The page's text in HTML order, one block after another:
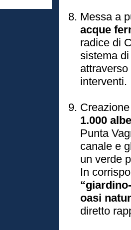
Messa a
acque
radice di
sistema
interventi.
1.000
Punta
canale e
un verde
In
oasi
diretto